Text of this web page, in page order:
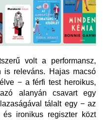
volt a performansz,
is releváns. Hajas macsó
− a férfi test heroikus,
alanyán csavart egy
tálalt egy − az
ironikus regiszter közt